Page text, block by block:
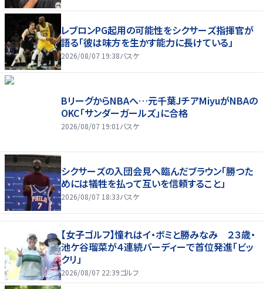
レブロンPG起用の可能性をシクサーズ指揮官が
語る「彼は味方を生かす能力に長けている」
2026/08/07 19:38バスケ
BリーグからNBAへ…元千葉JチアMiyuがNBAの
OKC「サンダーガールズ」に合格
2026/08/07 19:01バスケ
シクサーズの入団会見へ臨んだブラウン「勝つた
めには犠牲を払って互いを信頼すること」
2026/08/07 18:33バスケ
【女子ゴルフ】憧れはイ・ボミと勝みなみ ２３歳・
池ケ谷瑠菜が４連続バーディーで首位発進「ビッ
クリ」
2026/08/07 22:39ゴルフ